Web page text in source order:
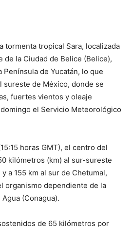
tormenta tropical Sara, localizada
la Ciudad de Belice (Belice),
Península de Yucatán, lo que
sureste de México, donde se
fuertes vientos y oleaje
el Servicio Meteorológico
horas GMT), el centro del
kilómetros (km) al sur-sureste
a 155 km al sur de Chetumal,
organismo dependiente de la
(Conagua).
de 65 kilómetros por